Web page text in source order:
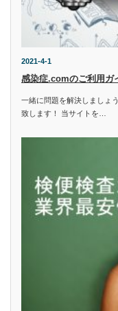
2021-4-1
感染症.comのご利用ガ
一緒に問題を解決しましょ
致します！ 当サイトを…